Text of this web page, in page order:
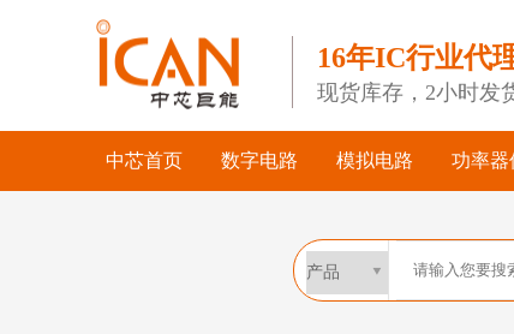
16年IC行业代
现货库存，2小时发
中芯首页 数字电路 模拟电路 功率器